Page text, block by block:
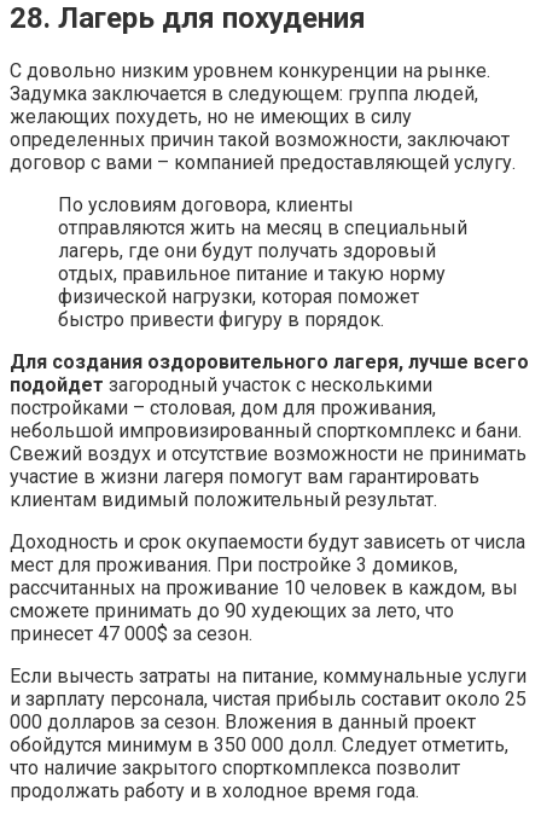
28. Лагерь для похудения
С довольно низким уровнем конкуренции на рынке.
Задумка заключается в следующем: группа людей,
желающих похудеть, но не имеющих в силу
определенных причин такой возможности, заключают
договор с вами – компанией предоставляющей услугу.
По условиям договора, клиенты
отправляются жить на месяц в специальный
лагерь, где они будут получать здоровый
отдых, правильное питание и такую норму
физической нагрузки, которая поможет
быстро привести фигуру в порядок.
Для создания оздоровительного лагеря, лучше всего
подойдет загородный участок с несколькими
постройками – столовая, дом для проживания,
небольшой импровизированный спорткомплекс и бани.
Свежий воздух и отсутствие возможности не принимать
участие в жизни лагеря помогут вам гарантировать
клиентам видимый положительный результат.
Доходность и срок окупаемости будут зависеть от числа
мест для проживания. При постройке 3 домиков,
рассчитанных на проживание 10 человек в каждом, вы
сможете принимать до 90 худеющих за лето, что
принесет 47 000$ за сезон.
Если вычесть затраты на питание, коммунальные услуги
и зарплату персонала, чистая прибыль составит около 25
000 долларов за сезон. Вложения в данный проект
обойдутся минимум в 350 000 долл. Следует отметить,
что наличие закрытого спорткомплекса позволит
продолжать работу и в холодное время года.